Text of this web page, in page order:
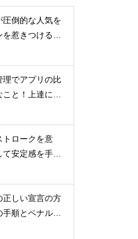
倒的な人気を
惹きつける最
理でアプリの比
と！上達に繋
トロークを意
安定感を手に
正しい宣言の方
順とペナルテ